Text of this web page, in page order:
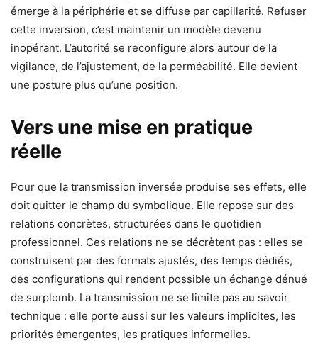
émerge à la périphérie et se diffuse par capillarité. Refuser
cette inversion, c’est maintenir un modèle devenu
inopérant. L’autorité se reconfigure alors autour de la
vigilance, de l’ajustement, de la perméabilité. Elle devient
une posture plus qu’une position.
Vers une mise en pratique
réelle
Pour que la transmission inversée produise ses effets, elle
doit quitter le champ du symbolique. Elle repose sur des
relations concrètes, structurées dans le quotidien
professionnel. Ces relations ne se décrètent pas : elles se
construisent par des formats ajustés, des temps dédiés,
des configurations qui rendent possible un échange dénué
de surplomb. La transmission ne se limite pas au savoir
technique : elle porte aussi sur les valeurs implicites, les
priorités émergentes, les pratiques informelles.